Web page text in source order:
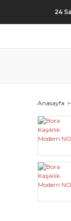
24
Anasayfa